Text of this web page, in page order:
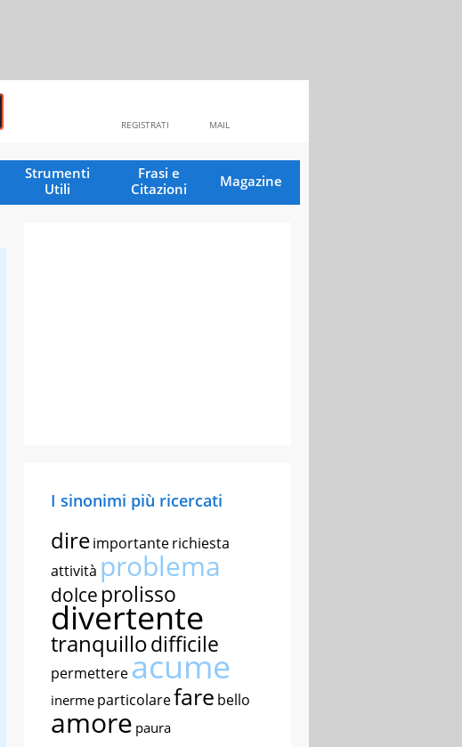
MAIL
REGISTRATI
Strumenti
Utili
Frasi e
Citazioni
Magazine
I sinonimi più ricercati
direimportanterichiesta
attività problema
dolce prolisso
divertente
tranquillodifficile
permettereacume
inerme particolarefare bello
amore paura